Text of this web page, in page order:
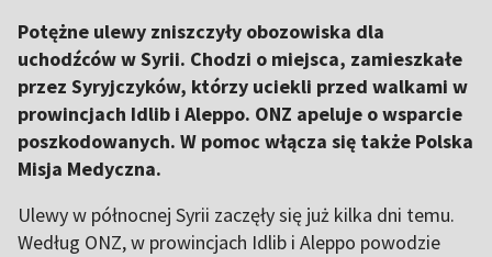
Potężne ulewy zniszczyły obozowiska dla
uchodźców w Syrii. Chodzi o miejsca, zamieszkałe
przez Syryjczyków, którzy uciekli przed walkami w
prowincjach Idlib i Aleppo. ONZ apeluje o wsparcie
poszkodowanych. W pomoc włącza się także Polska
Misja Medyczna.
Ulewy w północnej Syrii zaczęły się już kilka dni temu.
Według ONZ, w prowincjach Idlib i Aleppo powodzie